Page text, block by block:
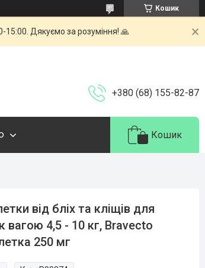
Кошик
Дякуємо за розуміння! 🙏
+380 (68) 155-82-87
Кошик
від бліх та кліщів для
вагою 4,5 - 10 кг, Bravecto
250 мг